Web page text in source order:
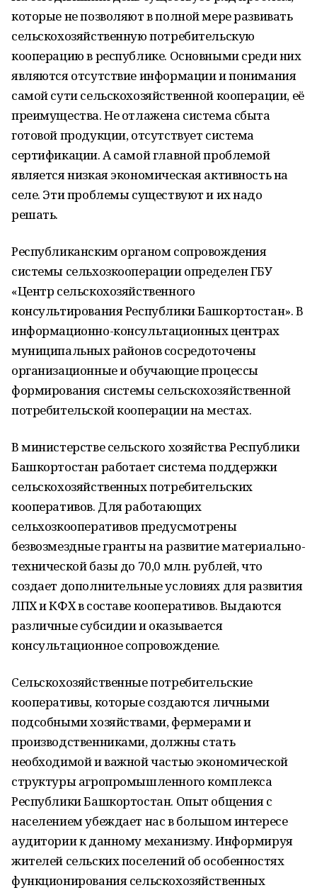
которые не позволяют в полной мере развивать
сельскохозяйственную потребительскую
кооперацию в республике. Основными среди них
являются отсутствие информации и понимания
самой сути сельскохозяйственной кооперации, её
преимущества. Не отлажена система сбыта
готовой продукции, отсутствует система
сертификации. А самой главной проблемой
является низкая экономическая активность на
селе. Эти проблемы существуют и их надо
решать.
Республиканским органом сопровождения
системы сельхозкооперации определен ГБУ
«Центр сельскохозяйственного
консультирования Республики Башкортостан». В
информационно-консультационных центрах
муниципальных районов сосредоточены
организационные и обучающие процессы
формирования системы сельскохозяйственной
потребительской кооперации на местах.
В министерстве сельского хозяйства Республики
Башкортостан работает система поддержки
сельскохозяйственных потребительских
кооперативов. Для работающих
сельхозкооперативов предусмотрены
безвозмездные гранты на развитие материально-
технической базы до 70,0 млн. рублей, что
создает дополнительные условиях для развития
ЛПХ и КФХ в составе кооперативов. Выдаются
различные субсидии и оказывается
консультационное сопровождение.
Сельскохозяйственные потребительские
кооперативы, которые создаются личными
подсобными хозяйствами, фермерами и
производственниками, должны стать
необходимой и важной частью экономической
структуры агропромышленного комплекса
Республики Башкортостан. Опыт общения с
населением убеждает нас в большом интересе
аудитории к данному механизму. Информируя
жителей сельских поселений об особенностях
функционирования сельскохозяйственных